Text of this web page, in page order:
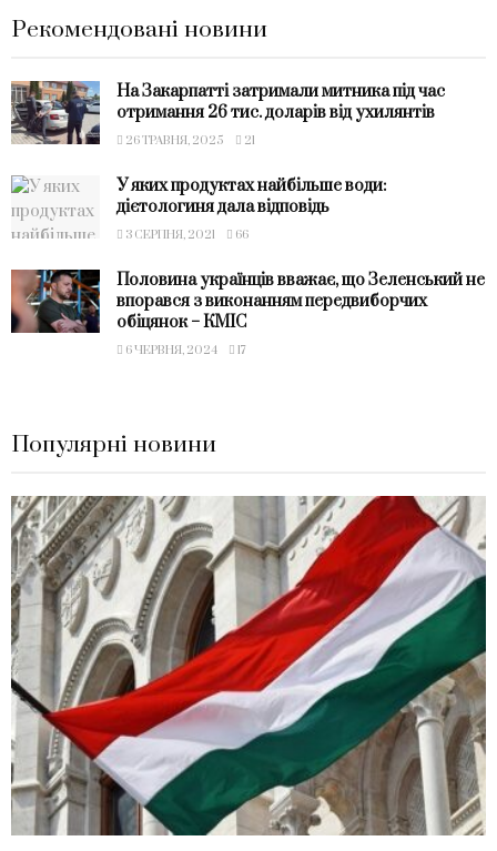
Рекомендовані новини
На Закарпатті затримали митника під час
отримання 26 тис. доларів від ухилянтів
26 ТРАВНЯ, 2025 21
У яких продуктах найбільше води:
дієтологиня дала відповідь
3 СЕРПНЯ, 2021 66
Половина українців вважає, що Зеленський не
впорався з виконанням передвиборчих
обіцянок − КМІС
6 ЧЕРВНЯ, 2024 17
Популярні новини